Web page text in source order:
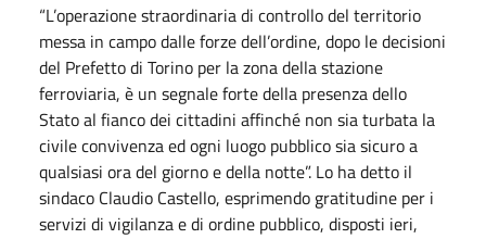
“L’operazione straordinaria di controllo del territorio
messa in campo dalle forze dell’ordine, dopo le decisioni
del Prefetto di Torino per la zona della stazione
ferroviaria, è un segnale forte della presenza dello
Stato al fianco dei cittadini affinché non sia turbata la
civile convivenza ed ogni luogo pubblico sia sicuro a
qualsiasi ora del giorno e della notte”. Lo ha detto il
sindaco Claudio Castello, esprimendo gratitudine per i
servizi di vigilanza e di ordine pubblico, disposti ieri,